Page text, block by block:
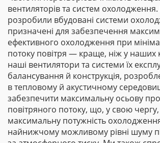
вентиляторів та систем
розробили вбудовані системи
призначені для забезпечення
ефективного охолодження при
потоку повітря — краще, ніж у наших
наші вентилятори та системи їх
балансування й конструкція,
в тепловому й акустичному
забезпечити максимальну осьову
повітряного потоку, що, у свою
максимальну потужність
найнижчому можливому рівні шуму